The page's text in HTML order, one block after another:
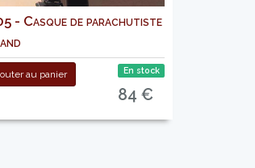
- Casque de parachutiste
au panier En stock
84 €